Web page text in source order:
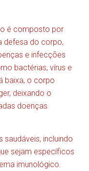
é composto por
defesa do corpo,
e infecções
bactérias, vírus e
baixa, o corpo
deixando o
doenças
saudáveis, incluindo
sejam específicos
imunológico.